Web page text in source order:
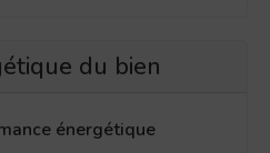
du bien
énergétique